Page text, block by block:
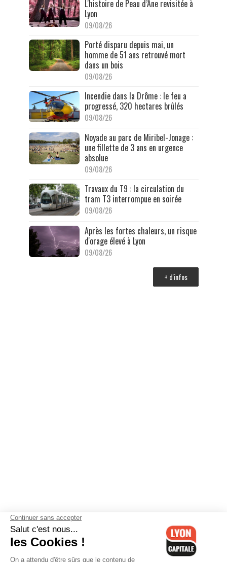
L'histoire de Peau d’Âne revisitée à
Lyon
09/08/26
Porté disparu depuis mai, un
homme de 51 ans retrouvé mort
dans un bois
09/08/26
Incendie dans la Drôme : le feu a
progressé, 320 hectares brûlés
09/08/26
Noyade au parc de Miribel-Jonage :
une fillette de 3 ans en urgence
absolue
09/08/26
Travaux du T9 : la circulation du
tram T3 interrompue en soirée
09/08/26
Après les fortes chaleurs, un risque
d'orage élevé à Lyon
09/08/26
+ d'infos